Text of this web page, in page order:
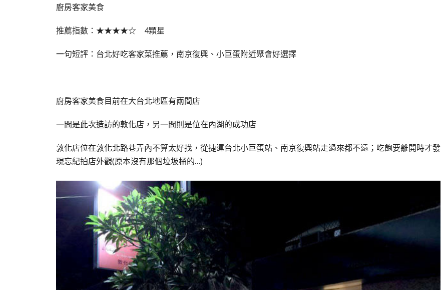
廚房客家美食
推薦指數：★★★★☆ 4顆星
一句短評：台北好吃客家菜推薦，南京復興、小巨蛋附近聚會好選擇
廚房客家美食目前在大台北地區有兩間店
一間是此次造訪的敦化店，另一間則是位在內湖的成功店
敦化店位在敦化北路巷弄內不算太好找，從捷運台北小巨蛋站、南京復興站走過來都不遠；吃飽要離開時才發
現忘紀拍店外觀(原本沒有那個垃圾桶的…)